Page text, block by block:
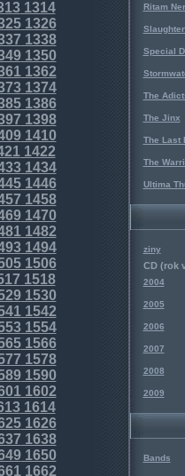
1314
1326
1338
1350
1362
1374
1386
1398
1410
1422
1434
1446
1458
1470
1482
1494
1506
1518
1530
1542
1554
1566
1578
1590
1602
1614
1626
1638
1650
1662
Ritam
Special
The
The Jinx
The Last
The
Ultima
ziny
CD (rok
2004
2005
2006
2007
2008
2009
Bands